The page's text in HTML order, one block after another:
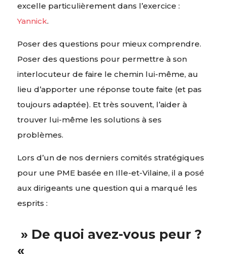
excelle particulièrement dans l’exercice :
Yannick.
Poser des questions pour mieux comprendre.
Poser des questions pour permettre à son
interlocuteur de faire le chemin lui-même, au
lieu d’apporter une réponse toute faite (et pas
toujours adaptée). Et très souvent, l’aider à
trouver lui-même les solutions à ses
problèmes.
Lors d’un de nos derniers comités stratégiques
pour une PME basée en Ille-et-Vilaine, il a posé
aux dirigeants une question qui a marqué les
esprits :
» De quoi avez-vous peur ?
«